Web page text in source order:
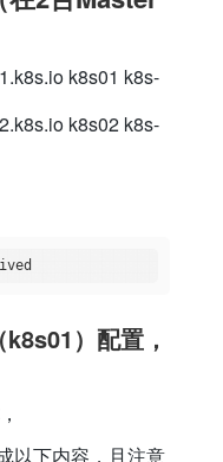
k8s01 k8s-
k8s02 k8s-
）配置，
以下内容，且注意